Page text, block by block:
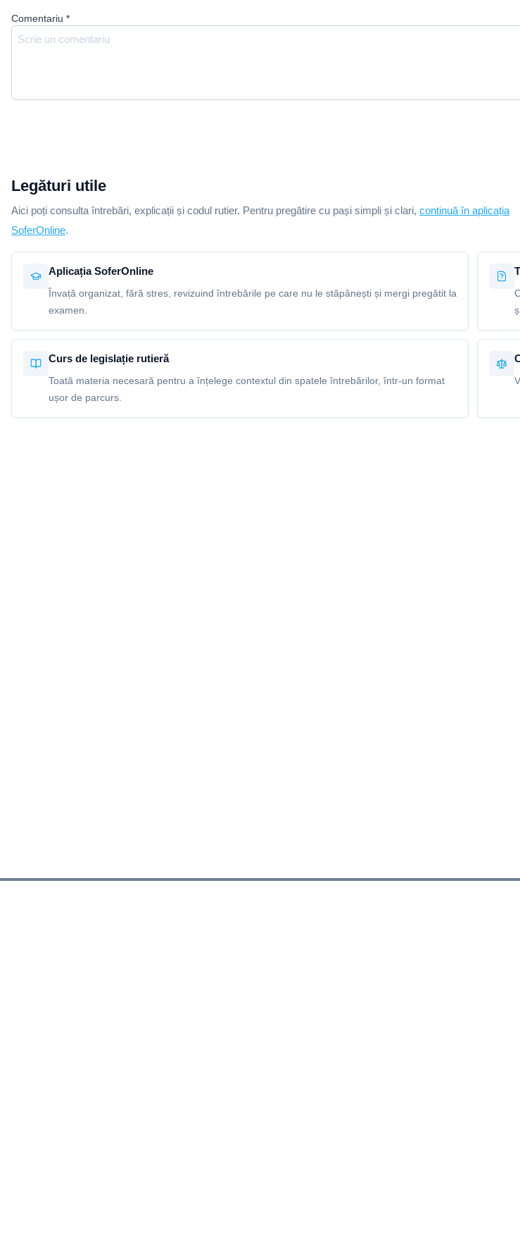
Comentariu *
Legături utile
Aici poți consulta întrebări, explicații și codul rutier. Pentru pregătire cu pași simpli și clari, continuă în aplicația
SoferOnline.
Aplicația SoferOnline
Învață organizat, fără stres, revizuind întrebările pe care nu le stăpânești și mergi pregătit la
examen.
Curs de legislație rutieră
Toată materia necesară pentru a înțelege contextul din spatele întrebărilor, într-un format
ușor de parcurs.